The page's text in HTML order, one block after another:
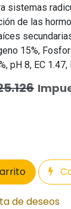
sistemas
de las
15%,
pH 8, EC
de deseos